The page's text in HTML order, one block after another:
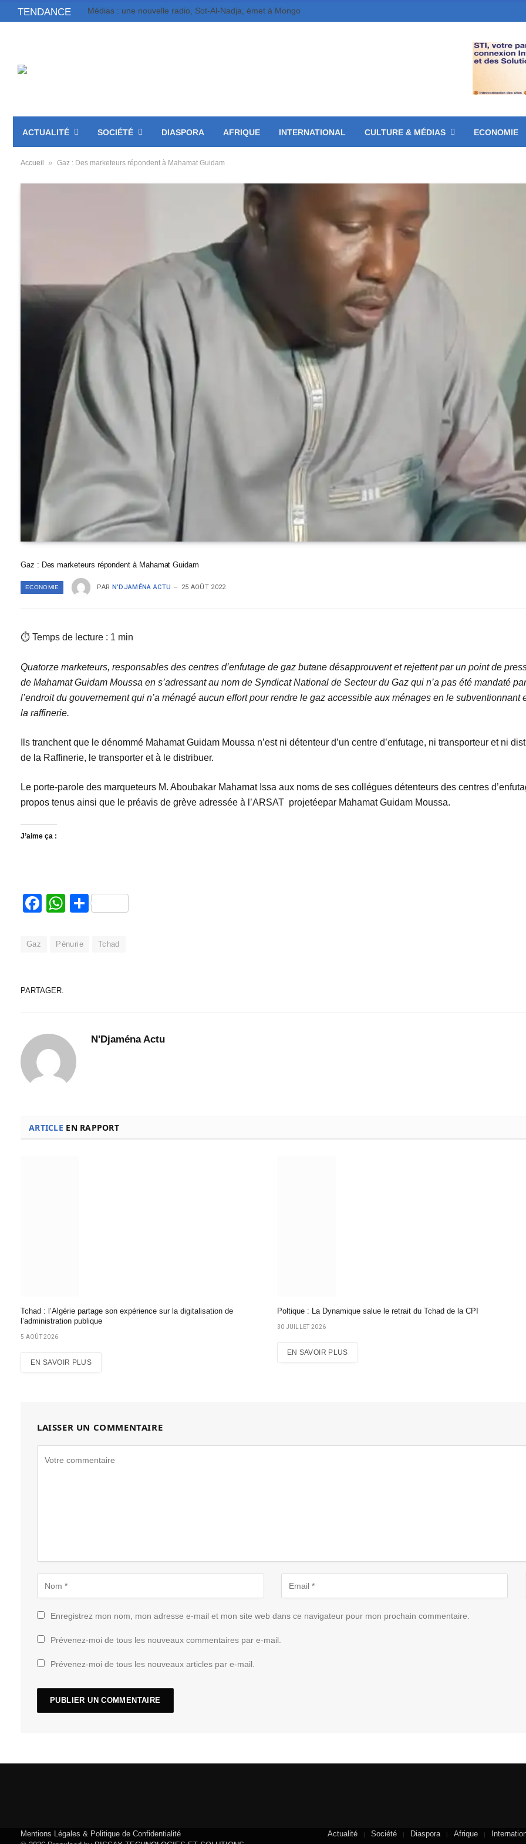
TENDANCE Médias : une nouvelle radio, Sot-Al-Nadja, émet à Mongo
ACTUALITÉ SOCIÉTÉ DIASPORA AFRIQUE INTERNATIONAL CULTURE & MÉDIAS ECONOMIE
Accueil » Gaz : Des marketeurs répondent à Mahamat Guidam
Gaz : Des marketeurs répondent à Mahamat Guidam
ECONOMIE PAR N'DJAMÉNA ACTU 25 AOÛT 2022
⏱ Temps de lecture : 1 min
Quatorze marketeurs, responsables des centres d’enfutage de gaz butane désapprouvent et rejettent par un point de
de Mahamat Guidam Moussa en s’adressant au nom de Syndicat National de Secteur du Gaz qui n’a pas été mandaté
l’endroit du gouvernement qui n’a ménagé aucun effort pour rendre le gaz accessible aux ménages en le
la raffinerie.
Ils tranchent que le dénommé Mahamat Guidam Moussa n’est ni détenteur d’un centre d’enfutage, ni transporteur et ni
de la Raffinerie, le transporter et à le distribuer.
Le porte-parole des marqueteurs M. Aboubakar Mahamat Issa aux noms de ses collégues détenteurs des centres
propos tenus ainsi que le préavis de grève adressée à l’ARSAT projetéepar Mahamat Guidam Moussa.
J’aime ça :
Facebook
WhatsApp
Partager
Gaz Pénurie Tchad
PARTAGER.
N'Djaména Actu
ARTICLE EN RAPPORT
Tchad : l’Algérie partage son expérience sur la digitalisation de
l’administration publique
5 AOÛT 2026
EN SAVOIR PLUS
Poltique : La Dynamique salue le retrait du Tchad de la CPI
30 JUILLET 2026
EN SAVOIR PLUS
LAISSER UN COMMENTAIRE
Enregistrez mon nom, mon adresse e-mail et mon site web dans ce navigateur pour mon prochain commentaire.
Prévenez-moi de tous les nouveaux commentaires par e-mail.
Prévenez-moi de tous les nouveaux articles par e-mail.
Mentions Légales & Politique de Confidentialité
Actualité Société Diaspora Afrique